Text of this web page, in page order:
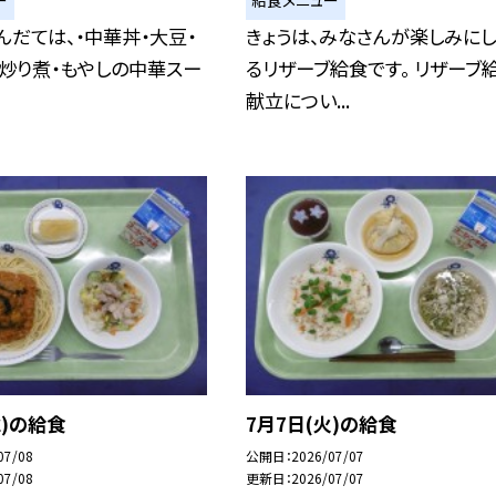
だては、・中華丼・大豆・
り煮・もやしの中華スー
きょうは、みなさんが楽しみに
るリザーブ給食です。 リザーブ
献立につい...
の給食
08
08
7月7日(火)の給食
公開日 2026/07/07
更新日 2026/07/07